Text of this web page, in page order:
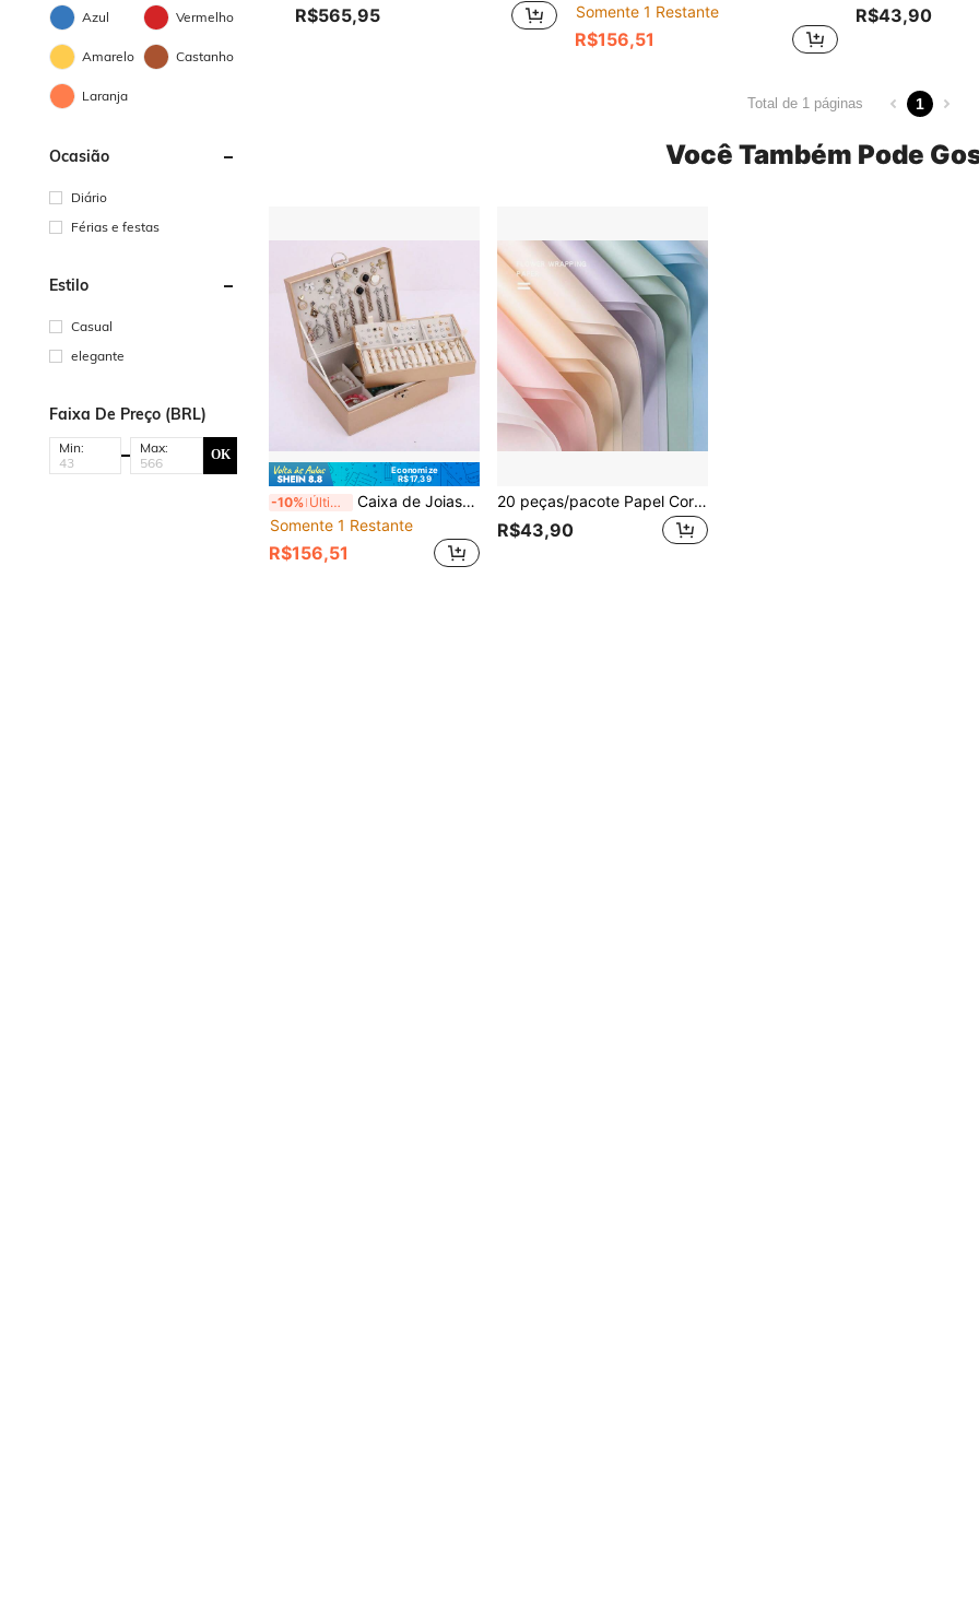
Azul Vermelho
Amarelo Castanho
Laranja
Ocasião
Diário
Férias e festas
Estilo
Casual
elegante
Faixa De Preço (BRL)
Min: Max: OK
R$565,95
Somente 1 Restante
R$156,51
R$43,90
Total de 1 páginas 1
Você Também Pode
Economize
R$17,39
-10% Últimos 3 dias
Caixa de Joias de Couro de 2 Camadas Grande com Trava, Organizador de Joias Feminino com Apoio Removível para Brincos, Estojo de Armazenamento de Joias Portátil para Colar, Pulseira, Brinco e Anel
Somente 1 Restante
R$156,51
20 peças/pacote Papel Coreano Sólido de Acabamento Fosco Translúcido Espesso e À Prova d'Água para Embalagem de Buquê de Flores, Material de Embalagem de Loja de Flores, 57x57cm
R$43,90